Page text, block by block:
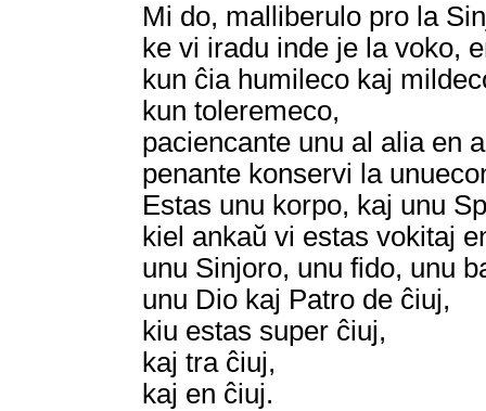
Mi do, malliberulo pro la
ke vi iradu inde je la voko,
kun ĉia humileco kaj
kun toleremeco,
paciencante unu al alia en
penante konservi la
Estas unu korpo, kaj unu
kiel ankaŭ vi estas vokitaj
unu Sinjoro, unu fido, unu
unu Dio kaj Patro de ĉiuj,
kiu estas super ĉiuj,
kaj tra ĉiuj,
kaj en ĉiuj.